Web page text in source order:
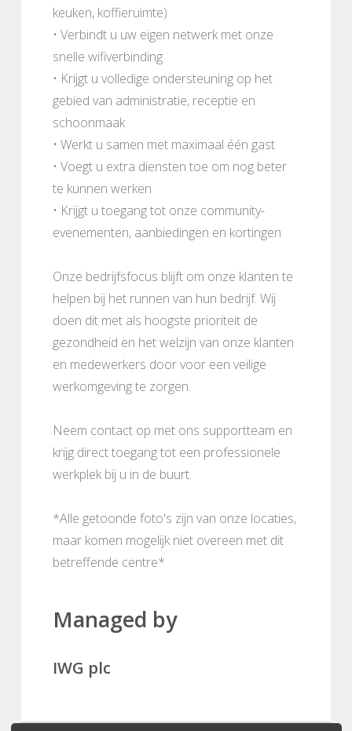
keuken, koffieruimte)
• Verbindt u uw eigen netwerk met onze
snelle wifiverbinding
• Krijgt u volledige ondersteuning op het
gebied van administratie, receptie en
schoonmaak
• Werkt u samen met maximaal één gast
• Voegt u extra diensten toe om nog beter
te kunnen werken
• Krijgt u toegang tot onze community-
evenementen, aanbiedingen en kortingen
Onze bedrijfsfocus blijft om onze klanten te
helpen bij het runnen van hun bedrijf. Wij
doen dit met als hoogste prioriteit de
gezondheid en het welzijn van onze klanten
en medewerkers door voor een veilige
werkomgeving te zorgen.
Neem contact op met ons supportteam en
krijg direct toegang tot een professionele
werkplek bij u in de buurt.
*Alle getoonde foto's zijn van onze locaties,
maar komen mogelijk niet overeen met dit
betreffende centre*
Managed by
IWG plc